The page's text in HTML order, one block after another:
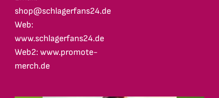
shop@schlagerfans24.de
Web:
www.schlagerfans24.de
Web2: www.promote-
merch.de